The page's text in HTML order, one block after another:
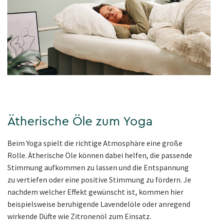
Ätherische Öle zum Yoga
Beim Yoga spielt die richtige Atmosphäre eine große
Rolle. Ätherische Öle können dabei helfen, die passende
Stimmung aufkommen zu lassen und die Entspannung
zu vertiefen oder eine positive Stimmung zu fördern. Je
nachdem welcher Effekt gewünscht ist, kommen hier
beispielsweise beruhigende Lavendelöle oder anregend
wirkende Düfte wie Zitronenöl zum Einsatz.